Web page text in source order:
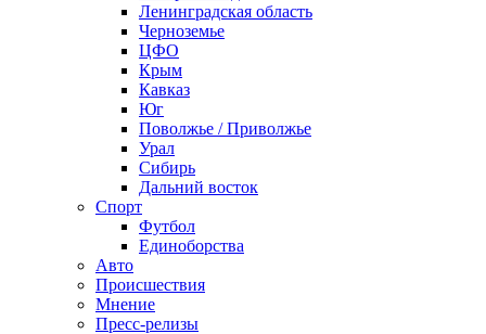
Ленинградская область
Черноземье
ЦФО
Крым
Кавказ
Юг
Поволжье / Приволжье
Урал
Сибирь
Дальний восток
Спорт
Футбол
Единоборства
Авто
Происшествия
Мнение
Пресс-релизы